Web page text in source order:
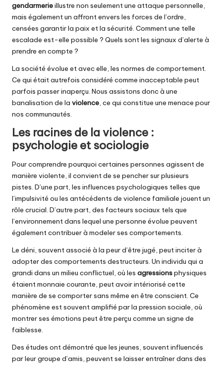
gendarmerieillustre non seulement une attaque personnelle,
mais également un affront envers les forces de l’ordre,
censées garantir la paix et la sécurité. Comment une telle
escalade est-elle possible ? Quels sont les signaux d’alerte à
prendre en compte ?
La société évolue et avec elle, les normes de comportement.
Ce qui était autrefois considéré comme inacceptable peut
parfois passer inaperçu. Nous assistons donc à une
banalisation de la violence , ce qui constitue une menace pour
nos communautés.
Les racines de la violence :
psychologie et sociologie
Pour comprendre pourquoi certaines personnes agissent de
manière violente, il convient de se pencher sur plusieurs
pistes. D’une part, les influences psychologiques telles que
l’impulsivité ou les antécédents de violence familiale jouent un
rôle crucial. D’autre part, des facteurs sociaux tels que
l’environnement dans lequel une personne évolue peuvent
également contribuer à modeler ses comportements.
Le déni, souvent associé à la peur d’être jugé, peut inciter à
adopter des comportements destructeurs. Un individu qui a
grandi dans un milieu conflictuel, où les agressionsphysiques
étaient monnaie courante, peut avoir intériorisé cette
manière de se comporter sans même en être conscient. Ce
phénomène est souvent amplifié par la pression sociale, où
montrer ses émotions peut être perçu comme un signe de
faiblesse.
Des études ont démontré que les jeunes, souvent influencés
par leur groupe d’amis, peuvent se laisser entraîner dans des